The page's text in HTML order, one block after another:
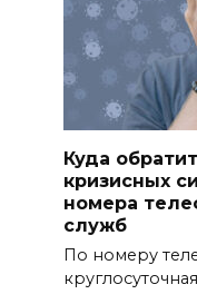
Куда
кризисных
номера
служб
По номеру